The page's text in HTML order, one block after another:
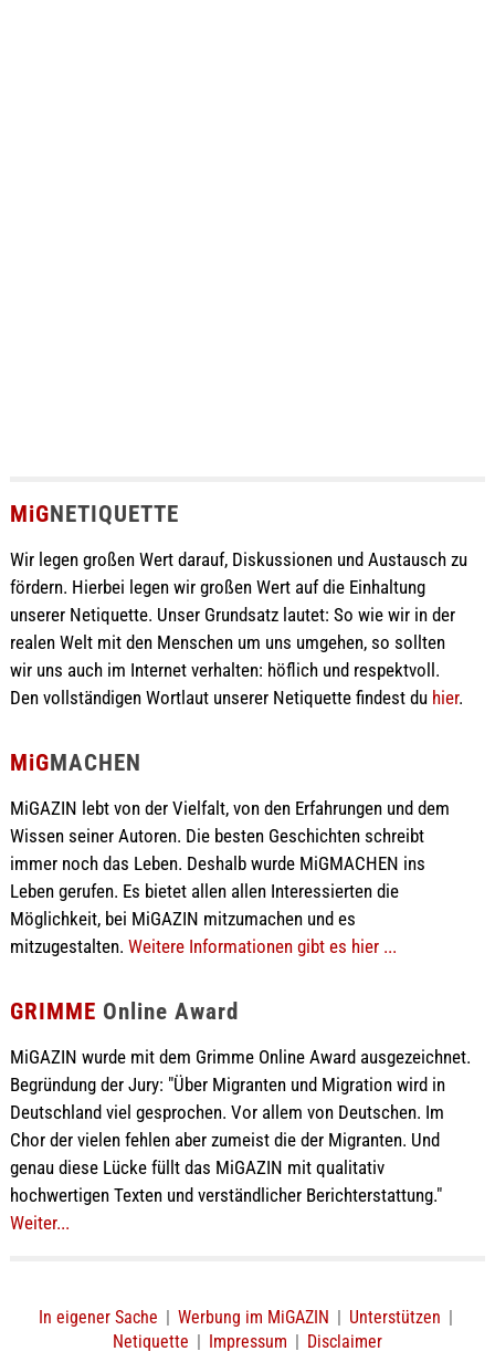
MiGNETIQUETTE
Wir legen großen Wert darauf, Diskussionen und Austausch zu
fördern. Hierbei legen wir großen Wert auf die Einhaltung
unserer Netiquette. Unser Grundsatz lautet: So wie wir in der
realen Welt mit den Menschen um uns umgehen, so sollten
wir uns auch im Internet verhalten: höflich und respektvoll.
Den vollständigen Wortlaut unserer Netiquette findest du hier.
MiGMACHEN
MiGAZIN lebt von der Vielfalt, von den Erfahrungen und dem
Wissen seiner Autoren. Die besten Geschichten schreibt
immer noch das Leben. Deshalb wurde MiGMACHEN ins
Leben gerufen. Es bietet allen allen Interessierten die
Möglichkeit, bei MiGAZIN mitzumachen und es
mitzugestalten. Weitere Informationen gibt es hier ...
GRIMME Online Award
MiGAZIN wurde mit dem Grimme Online Award ausgezeichnet.
Begründung der Jury: "Über Migranten und Migration wird in
Deutschland viel gesprochen. Vor allem von Deutschen. Im
Chor der vielen fehlen aber zumeist die der Migranten. Und
genau diese Lücke füllt das MiGAZIN mit qualitativ
hochwertigen Texten und verständlicher Berichterstattung."
Weiter...
In eigener Sache | Werbung im MiGAZIN | Unterstützen |
Netiquette | Impressum | Disclaimer